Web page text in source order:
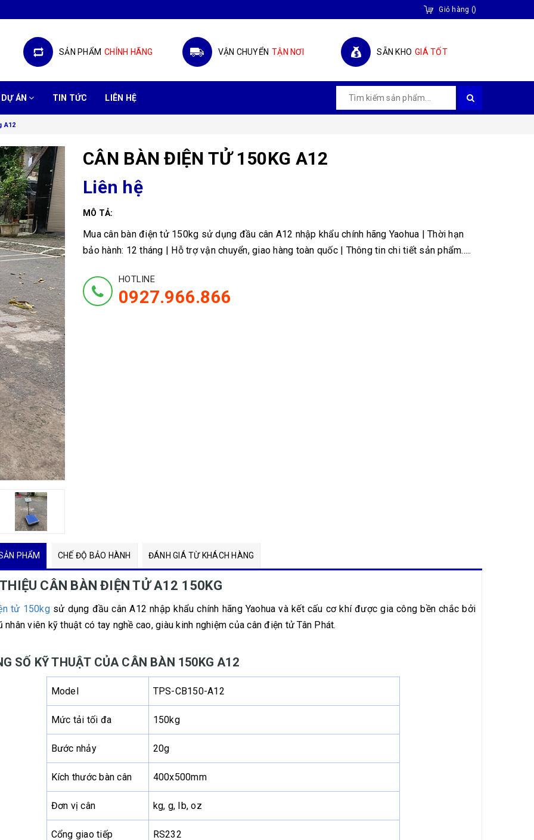
Giỏ hàng ()
SẢN PHẨM CHÍNH HÃNG VẬN CHUYỂN TẬN NƠI SẴN KHO GIÁ TỐT
DỰ ÁN TIN TỨC LIÊN HỆ
A12
CÂN BÀN ĐIỆN TỬ 150KG A12
Liên hệ
MÔ TẢ:
Mua cân bàn điện tử 150kg sử dụng đầu cân A12 nhập khẩu chính hãng Yaohua | Thời hạn
bảo hành: 12 tháng | Hỗ trợ vận chuyển, giao hàng toàn quốc | Thông tin chi tiết sản phẩm.....
HOTLINE
0927.966.866
PHẨM CHẾ ĐỘ BẢO HÀNH ĐÁNH GIÁ TỪ KHÁCH HÀNG
CÂN BÀN ĐIỆN TỬ A12 150KG
tử 150kgsử dụng đầu cân A12 nhập khẩu chính hãng Yaohua và kết cấu cơ khí được gia công bền chắc bởi
nhân viên kỹ thuật có tay nghề cao, giàu kinh nghiệm của cân điện tử Tân Phát.
SỐ KỸ THUẬT CỦA CÂN BÀN 150KG A12
Model TPS-CB150-A12
Mức tải tối đa 150kg
Bước nhảy 20g
Kích thước bàn cân 400x500mm
Đơn vị cân kg, g, Ib, oz
Cổng giao tiếp RS232